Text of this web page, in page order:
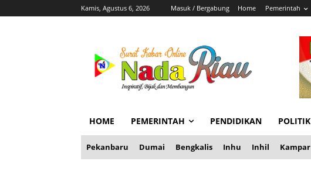
Kamis, Agustus 6, 2026 Masuk / Bergabung Home Pemerintah
HOME PEMERINTAH PENDIDIKAN POLITIK
Pekanbaru Dumai Bengkalis Inhu Inhil Kampar